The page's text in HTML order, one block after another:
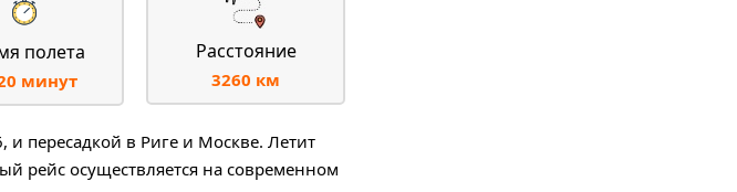
полета
минут
Расстояние
3260 км
пересадкой в Риге и Москве. Летит
рейс осуществляется на современном